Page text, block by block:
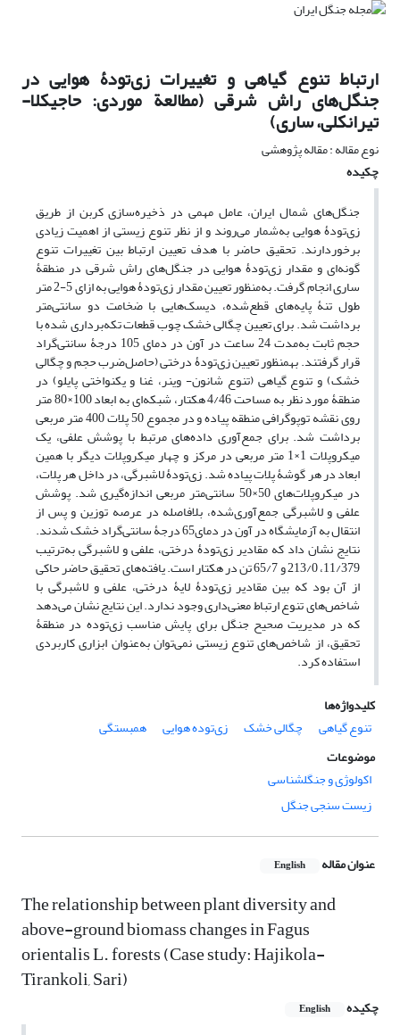
ارتباط تنوع گیاهی و تغییرات زی‌تودۀ هوایی در
جنگل‌های راش شرقی (مطالعة موردی: حاجیکلا-
تیرانکلی، ساری)
نوع مقاله : مقاله پژوهشی
چکیده
جنگل‌های شمال ایران، عامل مهمی در ذخیره‌سازی کربن از طریق
زی‌تودۀ هوایی به‌شمار می‌روند و از نظر تنوع زیستی از اهمیت زیادی
برخوردارند. تحقیق حاضر با هدف تعیین ارتباط بین تغییرات تنوع
گونه‌ای و مقدار زی‌تودۀ هوایی در جنگل‌های راش شرقی در منطقۀ
ساری انجام گرفت. به‌منظور تعیین مقدار زی‌تودۀ هوایی به ازای 5-2 متر
طول تنۀ پایه‌های قطع‌شده، دیسک‌هایی با ضخامت دو سانتی‌متر
برداشت شد. برای تعیین چگالی خشک چوب قطعات تکه‌برداری شده با
حجم ثابت به‌مدت 24 ساعت در آون در دمای 105 درجۀ سانتی‌گراد
قرار گرفتند. به‏منظور تعیین زی‌تودۀ درختی (حاصل‌ضرب حجم و چگالی
خشک) و تنوع گیاهی (تنوع شانون- وینر، غنا و یکنواختی پایلو) در
منطقۀ مورد نظر به مساحت 4/46 هکتار، شبکه‌ای به ابعاد 100×80 متر
روی نقشه توپوگرافی منطقه پیاده و در مجموع 50 پلات 400 متر مربعی
برداشت شد. برای جمع‌آوری داده‌های مرتبط با پوشش علفی، یک
میکروپلات 1×1 متر مربعی در مرکز و چهار میکروپلات دیگر با همین
ابعاد در هر گوشۀ پلات پیاده شد. زی‌تودۀ لاشبرگی، در داخل هر پلات،
در میکروپلات‌های 50×50 سانتی‌متر مربعی اندازه‌گیری شد. پوشش
علفی و لاشبرگی جمع‌آوری‌شده، بلافاصله در عرصه توزین و پس از
انتقال به آزمایشگاه در آون در دمای65 درجۀ سانتی‌گراد خشک شدند.
نتایج نشان داد که مقادیر زی‌تودۀ درختی، علفی و لاشبرگی به‌ترتیب
11/379، 213/0 و 65/7 تن در هکتار است. یافته‌های تحقیق حاضر حاکی
از آن بود که بین مقادیر زی‌تودۀ لایۀ درختی، علفی و لاشبرگی با
شاخص‌های تنوع ارتباط معنی‌داری وجود ندارد. این نتایج نشان می‌دهد
که در مدیریت صحیح جنگل برای پایش مناسب زی‌توده در منطقۀ
تحقیق، از شاخص‌های تنوع زیستی نمی‌توان به‌عنوان ابزاری کاربردی
استفاده کرد.
کلیدواژه‌ها
تنوع گیاهی
چگالی خشک زی‌توده هوایی
همبستگی
موضوعات
اکولوژی و جنگلشناسی
زیست سنجی جنگل
عنوان مقاله English
The relationship between plant diversity and
above-ground biomass changes in Fagus
orientalis L. forests (Case study: Hajikola-
Tirankoli, Sari)
چکیده English